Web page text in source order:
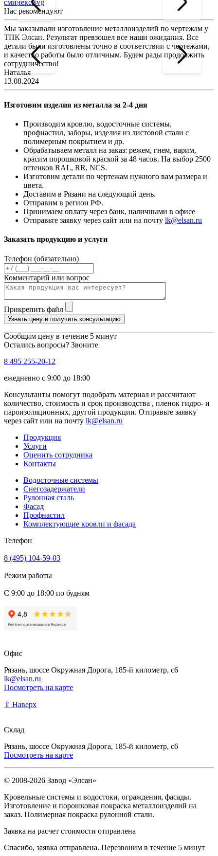
сминекс.svg
Нас рекомендуют
Мы заказывали изготовление металлоизделий по чертежам у
ТПК Элсан. Результат превзошел все наши ожидания. Все
детали были изготовлены точно в соответствии с чертежами,
и качество работы было отличным. Будем рады продолжить
сотрудничество!
Наталья
13.08.2024
Изготовим изделия из металла за 2-4 дня
Производим кровлю, водосточные системы,
профнастил, заборы, изделия из листовой стали с
полимерным покрытием и др.
Обрабатываем металл на заказ: режем, гнем, варим,
красим порошковой краской за 48 часов. На выбор 2500
оттенков RAL, RR, NCS.
Изготовим детали по чертежам нужного вам размера и
цвета.
Доставим в Рязани на следующий день.
Отправим в регион РФ.
Принимаем оплату через банк, наличными в офисе
Отправьте заявку через сайт или на почту lk@elsan.ru
Заказать продукцию и услуги
Телефон (обязательно)
Комментарий или вопрос
Прикрепить файл
Узнать цену и получить консультацию
Сообщим цену в течение 5 минут
Остались вопросы? Звоните
8 495 255-20-12
ежедневно с 9:00 до 18:00
Консультанты помогут подобрать материал и рассчитают
количество, стоимость и срок производства , пленок гидро- и
пароизоляционных, другой продукции. Отправьте заявку
через сайт или на почту lk@elsan.ru
Продукция
Услуги
Оценить сотрудника
Контакты
Водосточные системы
Снегозадержатели
Рулонная сталь
Фасад
Профнастил
Комплектующие кровли и фасада
Телефон
8 (495) 104-59-03
Режим работы
С 9:00 до 18:00 по будням
Офис
Рязань, шоссе Окружная Дорога, 185-й километр, с6
lk@elsan.ru
Посмотреть на карте
⇧ Наверх
Склад
Рязань, шоссе Окружная Дорога, 185-й километр, с6
Посмотреть на карте
© 2008-2026 Завод «Элсан»
Кровельные системы и водостоки, ограждения, фасады.
Изготовление и порошковая покраска металлоизделий на
заказ. Полимерная покраска рулонной стали.
Заявка на расчет стоимости отправлена
Спасибо, заявка отправлена. Перезвоним в течение 5 минут